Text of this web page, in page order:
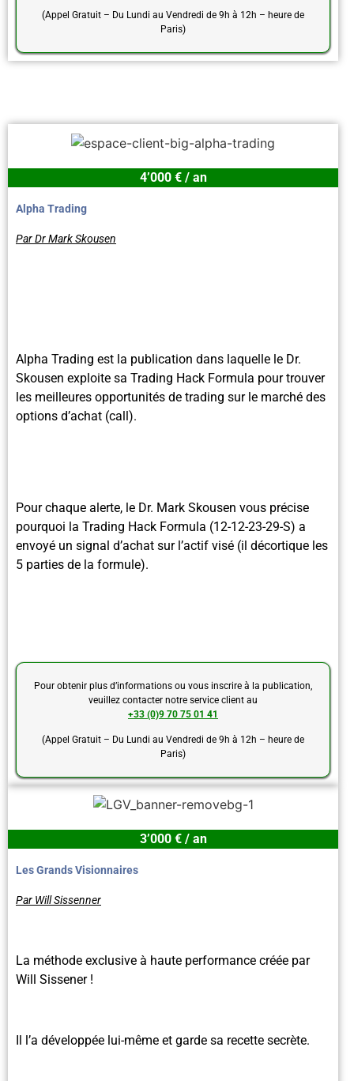
(Appel Gratuit – Du Lundi au Vendredi de 9h à 12h – heure de
Paris)
4’000 € / an
Alpha Trading
Par Dr Mark Skousen
Alpha Trading est la publication dans laquelle le Dr.
Skousen exploite sa Trading Hack Formula pour trouver
les meilleures opportunités de trading sur le marché des
options d’achat (call).
Pour chaque alerte, le Dr. Mark Skousen vous précise
pourquoi la Trading Hack Formula (12-12-23-29-S) a
envoyé un signal d’achat sur l’actif visé (il décortique les
5 parties de la formule).
Pour obtenir plus d’informations ou vous inscrire à la publication,
veuillez contacter notre service client au
+33 (0)9 70 75 01 41
(Appel Gratuit – Du Lundi au Vendredi de 9h à 12h – heure de
Paris)
3’000 € / an
Les Grands Visionnaires
Par Will Sissenner
La méthode exclusive à haute performance créée par
Will Sissener !
Il l’a développée lui-même et garde sa recette secrète.